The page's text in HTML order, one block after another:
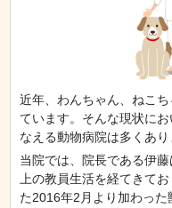
近年、わんちゃん、ねこち
ています。そんな現状に
なえる動物病院は多くあり
当院では、院長である伊
上の教員生活を経てきて
た2016年2月より加わっ